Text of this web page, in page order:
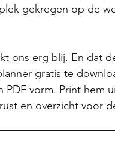
gekregen op de
ons erg blij. En dat
gratis te
vorm. Print hem
en overzicht voor